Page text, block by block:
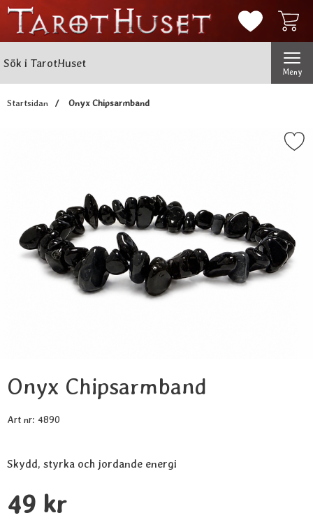
Mina
Meny
Startsidan Onyx Chipsarmband
Markera onyx
Onyx Chipsarmband
Art nr: 4890
Skydd, styrka och jordande energi
pris
49 kr